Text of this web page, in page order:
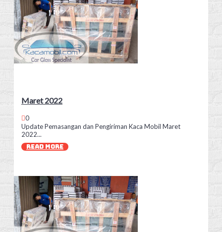
Maret 2022
0
Update Pemasangan dan Pengiriman Kaca Mobil Maret
2022...
READ MORE